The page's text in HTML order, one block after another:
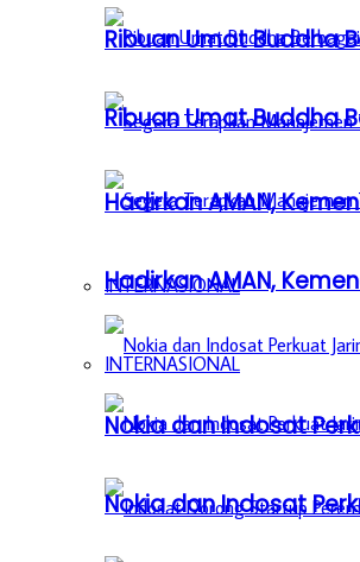
Ribuan Umat Buddha
Hadirkan AMAN,
INTERNASIONAL
Nokia dan Indosat
Ribuan Umat Buddha
Hadirkan AMAN,
INTERNASIONAL
Nokia dan Indosat